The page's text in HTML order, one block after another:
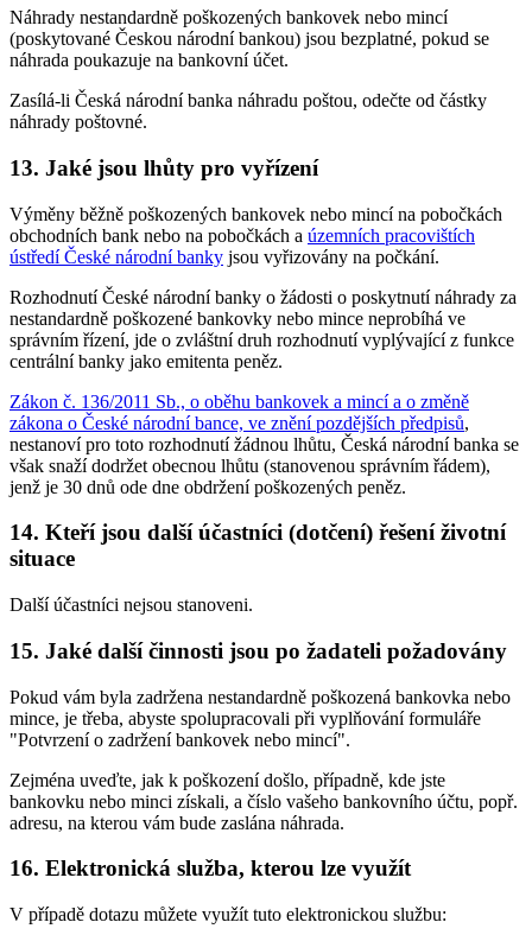
Náhrady nestandardně poškozených bankovek nebo mincí
(poskytované Českou národní bankou) jsou bezplatné, pokud se
náhrada poukazuje na bankovní účet.
Zasílá-li Česká národní banka náhradu poštou, odečte od částky
náhrady poštovné.
13. Jaké jsou lhůty pro vyřízení
Výměny běžně poškozených bankovek nebo mincí na pobočkách
obchodních bank nebo na pobočkách a územních pracovištích
ústředí České národní banky jsou vyřizovány na počkání.
Rozhodnutí České národní banky o žádosti o poskytnutí náhrady za
nestandardně poškozené bankovky nebo mince neprobíhá ve
správním řízení, jde o zvláštní druh rozhodnutí vyplývající z funkce
centrální banky jako emitenta peněz.
Zákon č. 136/2011 Sb., o oběhu bankovek a mincí a o změně
zákona o České národní bance, ve znění pozdějších předpisů,
nestanoví pro toto rozhodnutí žádnou lhůtu, Česká národní banka se
však snaží dodržet obecnou lhůtu (stanovenou správním řádem),
jenž je 30 dnů ode dne obdržení poškozených peněz.
14. Kteří jsou další účastníci (dotčení) řešení životní
situace
Další účastníci nejsou stanoveni.
15. Jaké další činnosti jsou po žadateli požadovány
Pokud vám byla zadržena nestandardně poškozená bankovka nebo
mince, je třeba, abyste spolupracovali při vyplňování formuláře
"Potvrzení o zadržení bankovek nebo mincí".
Zejména uveďte, jak k poškození došlo, případně, kde jste
bankovku nebo minci získali, a číslo vašeho bankovního účtu, popř.
adresu, na kterou vám bude zaslána náhrada.
16. Elektronická služba, kterou lze využít
V případě dotazu můžete využít tuto elektronickou službu: